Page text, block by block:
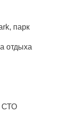
парк
отдыха
СТО